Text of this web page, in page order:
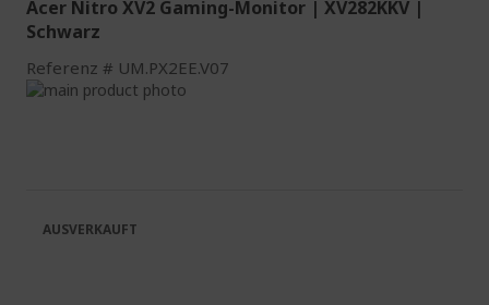
Acer Nitro XV2 Gaming-Monitor | XV282KKV |
Schwarz
Referenz UM.PX2EE.V07
Zum
AUSVERKAUFT